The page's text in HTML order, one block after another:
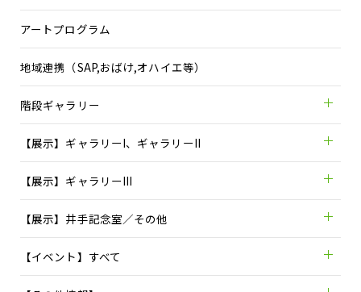
アートプログラム
地域連携（SAP,おばけ,オハイエ等）
階段ギャラリー
【展示】ギャラリーI、ギャラリーII
【展示】ギャラリーIII
【展示】井手記念室／その他
【イベント】すべて